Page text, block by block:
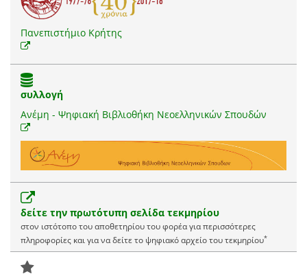
Πανεπιστήμιο Κρήτης
συλλογή
Ανέμη - Ψηφιακή Βιβλιοθήκη Νεοελληνικών Σπουδών
δείτε την πρωτότυπη σελίδα τεκμηρίου
στον ιστότοπο του αποθετηρίου του φορέα για περισσότερες
πληροφορίες και για να δείτε το ψηφιακό αρχείο του τεκμηρίου*